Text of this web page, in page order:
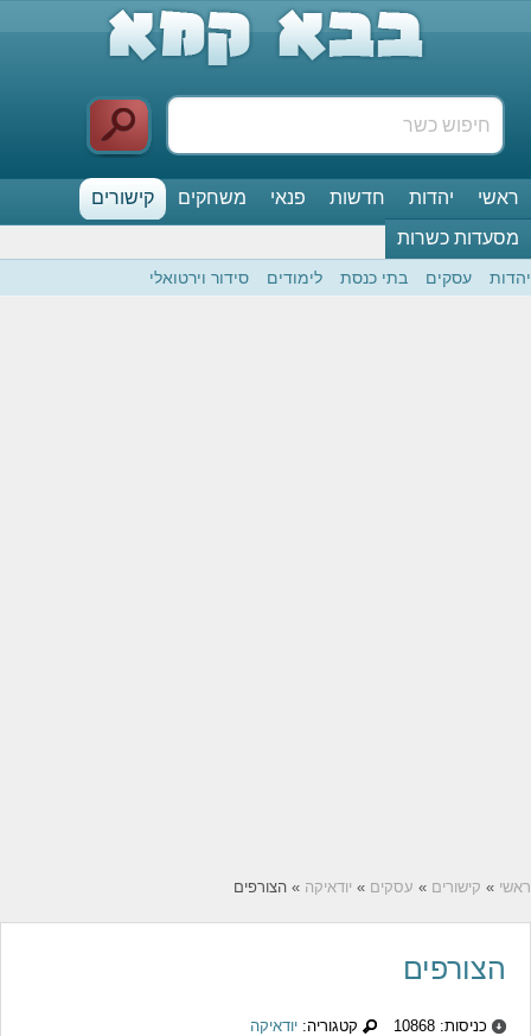
ראשי יהדות חדשות פנאי משחקים
קישורים
מסעדות כשרות
יהדות עסקים בתי כנסת לימודים סידור וירטואלי
ראשי » קישורים » עסקים » יודאיקה » הצורפים
הצורפים
כניסות: 10868 קטגוריה: יודאיקה